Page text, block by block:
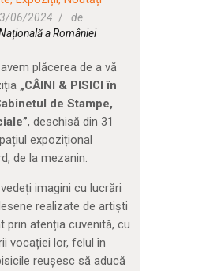
06/2024
de
a României
plăcerea de a vă
„CÂINI & PISICI în
de Stampe,
, deschisă din 31
expozițional
de la mezanin.
imagini cu lucrări
realizate de artiști
prin atenția cuvenită, cu
vocației lor, felul în
reușesc să aducă